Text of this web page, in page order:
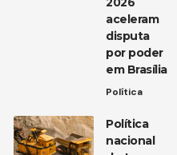
aceleram
disputa
por poder
em Brasília
Política
Política
nacional